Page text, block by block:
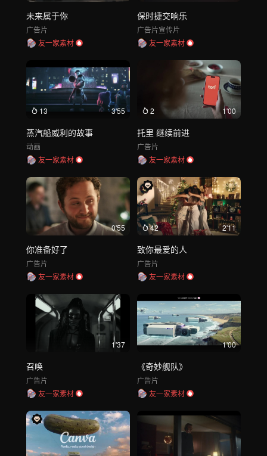
未来属于你
广告片
友一家素材
保时捷交响乐
广告片宣传片
友一家素材
13 3'55
蒸汽船威利的故事
动画
友一家素材
2 1'00
托里 继续前进
广告片
友一家素材
0'55
你准备好了
广告片
友一家素材
42 2'11
致你最爱的人
广告片
友一家素材
1'37
召唤
广告片
友一家素材
1'00
《奇妙舰队》
广告片
友一家素材